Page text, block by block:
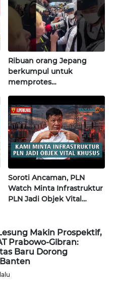
Ribuan orang Jepang
berkumpul untuk
memprotes
pertama di Fujisawa
Soroti Ancaman, PLN
Watch Minta Infrastruktur
PLN Jadi Objek Vital
Makin Prospektif,
Prabowo-Gibran:
Baru Dorong